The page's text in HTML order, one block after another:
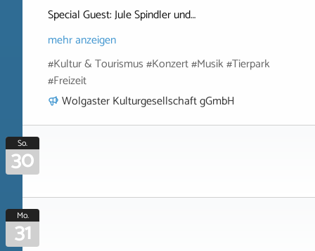
Special Guest: Jule Spindler und…
mehr anzeigen
#Kultur & Tourismus #Konzert #Musik #Tierpark
#Freizeit
Wolgaster Kulturgesellschaft gGmbH
So.
30
Mo.
31